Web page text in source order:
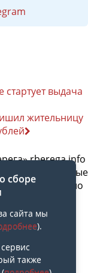
выдача
жительницу
rberega.info
издания «Родные
г., выдано
связи,
Омарович
сборе
сайта мы
).
также